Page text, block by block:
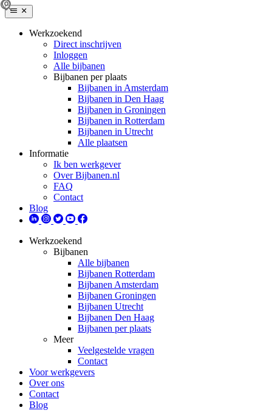
Werkzoekend
Direct inschrijven
Inloggen
Alle bijbanen
Bijbanen per plaats
Bijbanen in Amsterdam
Bijbanen in Den Haag
Bijbanen in Groningen
Bijbanen in Rotterdam
Bijbanen in Utrecht
Alle plaatsen
Informatie
Ik ben werkgever
Over Bijbanen.nl
FAQ
Contact
Blog
Werkzoekend
Bijbanen
Alle bijbanen
Bijbanen Rotterdam
Bijbanen Amsterdam
Bijbanen Groningen
Bijbanen Utrecht
Bijbanen Den Haag
Bijbanen per plaats
Meer
Veelgestelde vragen
Contact
Voor werkgevers
Over ons
Contact
Blog